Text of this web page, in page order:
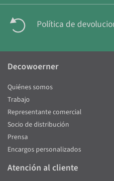
Política de
Decowoerner
Quiénes somos
Trabajo
Representante comercial
Socio de distribución
Prensa
Encargos personalizados
Atención al cliente